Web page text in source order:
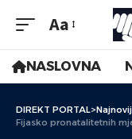
Aa
NASLOVNA
DIREKT PORTAL>
Fijasko pronatalitetnih